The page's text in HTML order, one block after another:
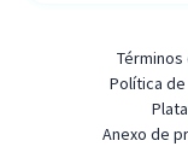
Política
Anexo de